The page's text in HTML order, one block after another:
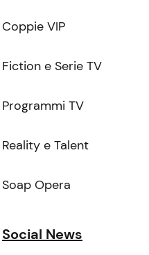
Coppie VIP
Fiction e Serie TV
Programmi TV
Reality e Talent
Soap Opera
Social News